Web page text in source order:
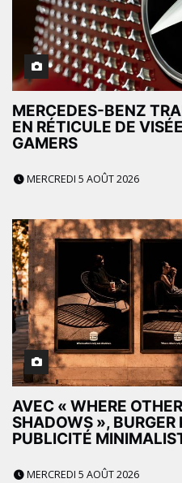
MERCEDES-BENZ
EN RÉTICULE DE
GAMERS
MERCREDI 5 AOÛT 2026
AVEC « WHERE
SHADOWS »,
PUBLICITÉ
MERCREDI 5 AOÛT 2026